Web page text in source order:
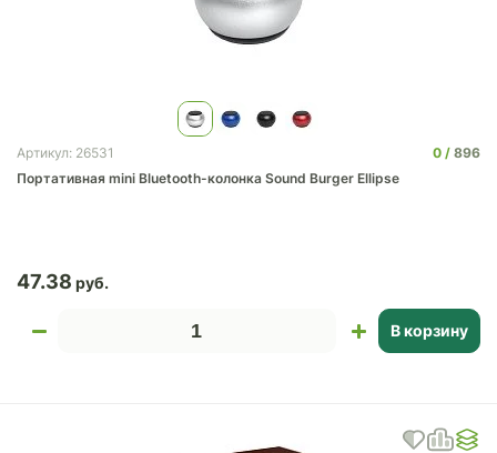
Артикул: 26531 0
896
Портативная mini Bluetooth-колонка Sound Burger Ellipse
47.38
В корзину